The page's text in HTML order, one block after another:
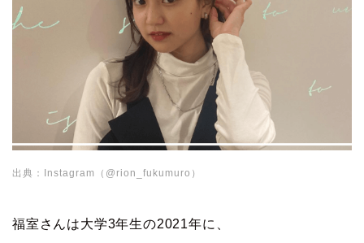
出典：Instagram（@rion_fukumuro）
福室さんは大学3年生の2021年に、